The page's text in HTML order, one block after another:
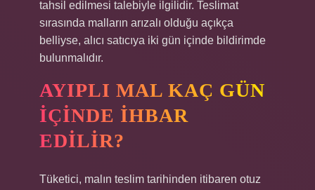
tahsil edilmesi talebiyle ilgilidir. Teslimat
sırasında malların arızalı olduğu açıkça
belliyse, alıcı satıcıya iki gün içinde bildirimde
bulunmalıdır.
AYIPLI MAL KAÇ GÜN
IÇINDE IHBAR
EDILIR?
Tüketici, malın teslim tarihinden itibaren otuz